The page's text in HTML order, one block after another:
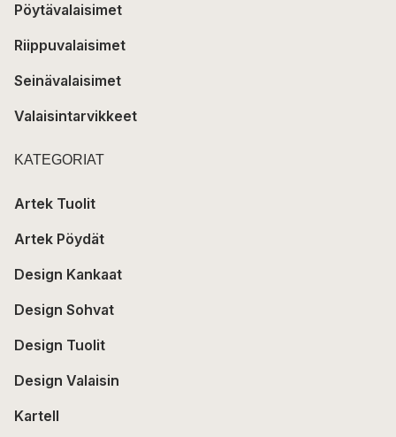
Pöytävalaisimet
Riippuvalaisimet
Seinävalaisimet
Valaisintarvikkeet
KATEGORIAT
Artek Tuolit
Artek Pöydät
Design Kankaat
Design Sohvat
Design Tuolit
Design Valaisin
Kartell